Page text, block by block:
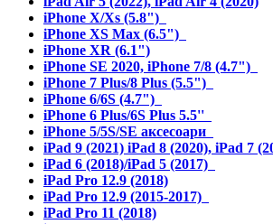
iPhone X/Xs (5.8")
iPhone XS Max (6.5")
iPhone XR (6.1")
iPhone SE 2020, iPhone 7/8 (4.7")
iPhone 7 Plus/8 Plus (5.5")
iPhone 6/6S (4.7")
iPhone 6 Plus/6S Plus 5.5''
iPhone 5/5S/SE аксесоари
iPad 9 (2021) iPad 8 (2020), iPad 7
iPad 6 (2018)/iPad 5 (2017)
iPad Pro 12.9 (2018)
iPad Pro 12.9 (2015-2017)
iPad Pro 11 (2018)